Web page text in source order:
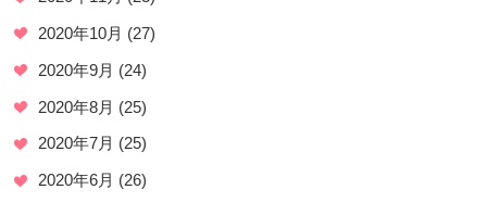
2020年10月 (27)
2020年9月 (24)
2020年8月 (25)
2020年7月 (25)
2020年6月 (26)